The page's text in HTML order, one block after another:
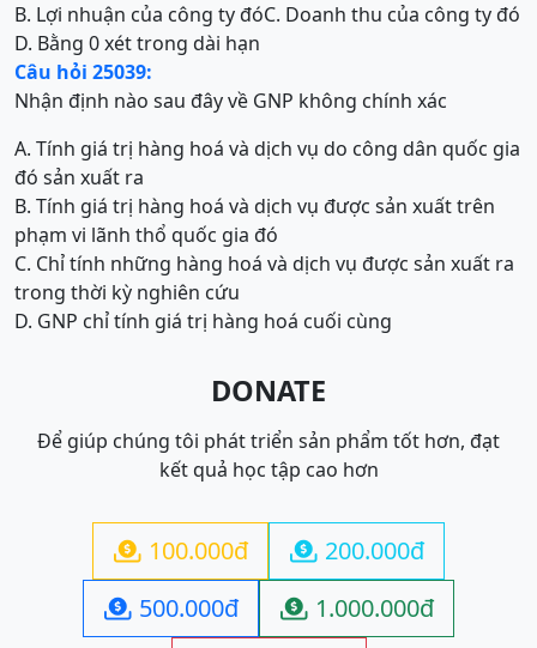
B. Lợi nhuận của công ty đóC. Doanh thu của công ty đó
D. Bằng 0 xét trong dài hạn
Câu hỏi 25039:
Nhận định nào sau đây về GNP không chính xác
A. Tính giá trị hàng hoá và dịch vụ do công dân quốc gia
đó sản xuất ra
B. Tính giá trị hàng hoá và dịch vụ được sản xuất trên
phạm vi lãnh thổ quốc gia đó
C. Chỉ tính những hàng hoá và dịch vụ được sản xuất ra
trong thời kỳ nghiên cứu
D. GNP chỉ tính giá trị hàng hoá cuối cùng
DONATE
Để giúp chúng tôi phát triển sản phẩm tốt hơn, đạt
kết quả học tập cao hơn
 100.000đ  200.000đ
 500.000đ  1.000.000đ